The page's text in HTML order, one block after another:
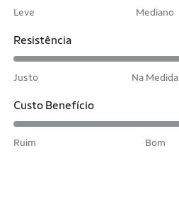
Leve Mediano
Resistência
Justo Na Medida
Custo Benefício
Ruim Bom